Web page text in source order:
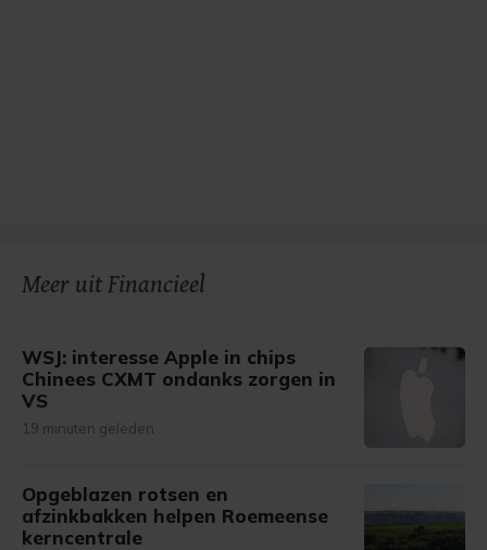
Meer uit Financieel
WSJ: interesse Apple in chips
Chinees CXMT ondanks zorgen in
VS
19 minuten geleden
Opgeblazen rotsen en
afzinkbakken helpen Roemeense
kerncentrale